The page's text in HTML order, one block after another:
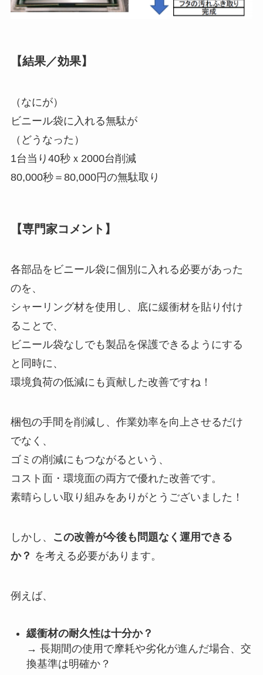
【結果／効果】
（なにが）
ビニール袋に入れる無駄が
（どうなった）
1台当り40秒ｘ2000台削減
80,000秒＝80,000円の無駄取り
【専門家コメント】
各部品をビニール袋に個別に入れる必要があった
のを、
シャーリング材を使用し、底に緩衝材を貼り付け
ることで、
ビニール袋なしでも製品を保護できるようにする
と同時に、
環境負荷の低減にも貢献した改善ですね！
梱包の手間を削減し、作業効率を向上させるだけ
でなく、
ゴミの削減にもつながるという、
コスト面・環境面の両方で優れた改善です。
素晴らしい取り組みをありがとうございました！
しかし、
この改善が今後も問題なく運用できる
か？ を考える必要があります。
例えば、
緩衝材の耐久性は十分か？
→ 長期間の使用で摩耗や劣化が進んだ場合、交
換基準は明確か？